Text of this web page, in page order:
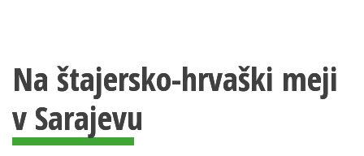
Vloga za upravne namene
Vloga za čitalnico
Vodnik po fondih in zbirkah
Na štajersko-hrvaški meji
v Sarajevu